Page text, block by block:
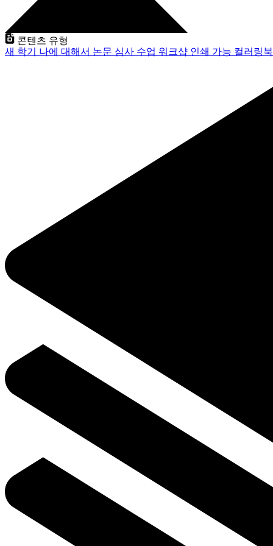
콘텐츠 유형
새 학기 나에 대해서 논문 심사 수업 워크샵 인쇄 가능 컬러링북